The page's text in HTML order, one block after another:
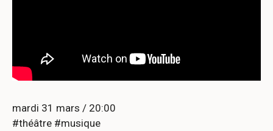
mardi 31 mars / 20:00
#théâtre #musique